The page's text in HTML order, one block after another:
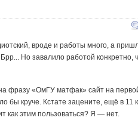
вроде и работы много, а
Но завалило работой конкретно,
фразу «ОмГУ матфак» сайт на
бы круче. Кстате зацените, ещё в 11
как этим пользоваться? Я — нет.